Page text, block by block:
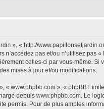
», « http://
pas et/ou n’utilisez pas
celles-ci par vous-même.
mises à jour et/ou modifications.
www.phpbb.com », « phpBB
depuis www.phpbb.com. Le
permis. Pour de plus amples